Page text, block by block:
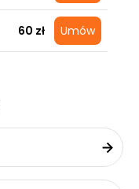
60 zł Umów